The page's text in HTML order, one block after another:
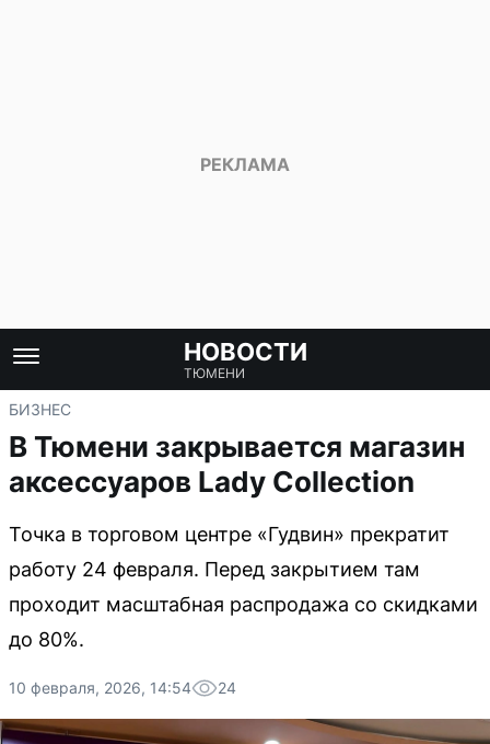
НОВОСТИ
ТЮМЕНИ
БИЗНЕС
В Тюмени закрывается магазин
аксессуаров Lady Collection
Точка в торговом центре «Гудвин» прекратит
работу 24 февраля. Перед закрытием там
проходит масштабная распродажа со скидками
до 80%.
10 февраля, 2026, 14:54 24